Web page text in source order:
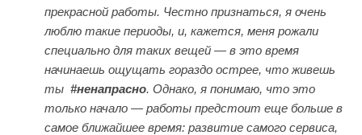
прекрасной работы. Честно признаться, я очень
люблю такие периоды, и, кажется, меня рожали
специально для таких вещей — в это время
начинаешь ощущать гораздо острее, что живешь
ты #ненапрасно. Однако, я понимаю, что это
только начало — работы предстоит еще больше в
самое ближайшее время: развитие самого сервиса,